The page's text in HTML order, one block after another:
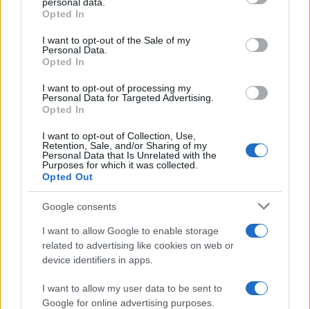
grant or deny consent to Google and its third-party tags to
use your data for below specified purposes in below Google
consent section.
Opted In
I want to opt-out of the Sale of my
Personal Data.
Opted In
I want to opt-out of processing my
Personal Data for Targeted Advertising.
Opted In
I want to opt-out of Collection, Use,
Retention, Sale, and/or Sharing of my
Personal Data that Is Unrelated with the
Purposes for which it was collected.
Opted Out
Google consents
I want to allow Google to enable storage
related to advertising like cookies on web or
device identifiers in apps.
I want to allow my user data to be sent to
Google for online advertising purposes.
volt egy beteljesületlen, utolsó kívánsága: egy legendás
segítségével Mei Heung megpróbálja teljesíteni az elhunyt
utolsó kívánságát. A film szeptember 7-én, csütörtökön 17
órától látható az Uránia teremben. A vetítést
közönségtalálkozó követi, ahol jelen lesz a film egyik
izgalmas karriert maga mögött tudó színésznő néhány évvel
ezelőtt aBeyond the Dreamben nyújtott alakításáért
elnyerte a 26. Hongkongi Filmkritikusok Szövetségének
díját, és a szerepért jelölték a legjobb színésznő díjára a 39.
Rossz lelkiismeretcímű filmben (Kitekintő / Making
Waves) az éles nyelvvel megáldott ügyvéd, Adrian Lam
felelőtlensége miatt az ártatlan Jolene Tsangot 17 év